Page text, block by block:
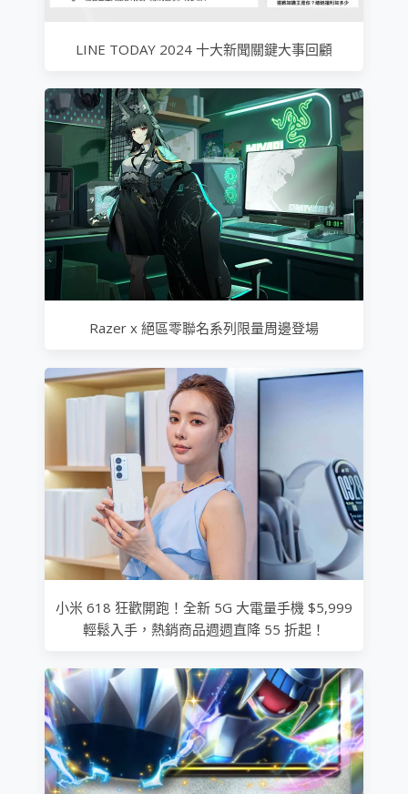
LINE TODAY 2024 十大新聞關鍵大事回顧
Razer x 絕區零聯名系列限量周邊登場
小米 618 狂歡開跑！全新 5G 大電量手機 $5,999
輕鬆入手，熱銷商品週週直降 55 折起！